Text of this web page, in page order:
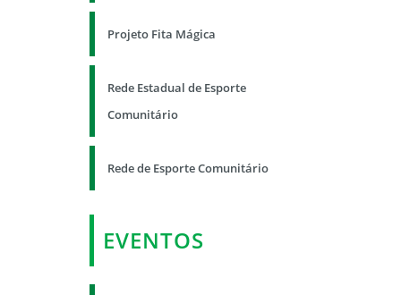
Projeto Fita Mágica
Rede Estadual de Esporte
Comunitário
Rede de Esporte Comunitário
EVENTOS